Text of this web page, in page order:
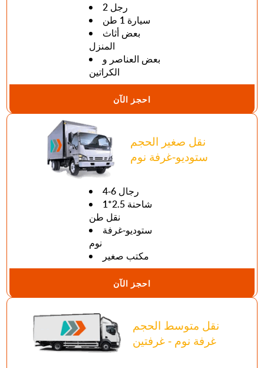
2 رجل
سيارة 1 طن
بعض أثاث
المنزل
بعض العناصر و
الكراتين
احجز الآن
نقل صغير الحجم
ستوديو-غرفة نوم
4-6 رجال
1*2.5 شاحنة
نقل طن
ستوديو-غرفة
نوم
مكتب صغير
احجز الآن
نقل متوسط الحجم
غرفة نوم - غرفتين